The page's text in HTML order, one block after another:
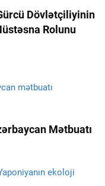
Dövlətçiliyinin
Rolunu
Mətbuatı